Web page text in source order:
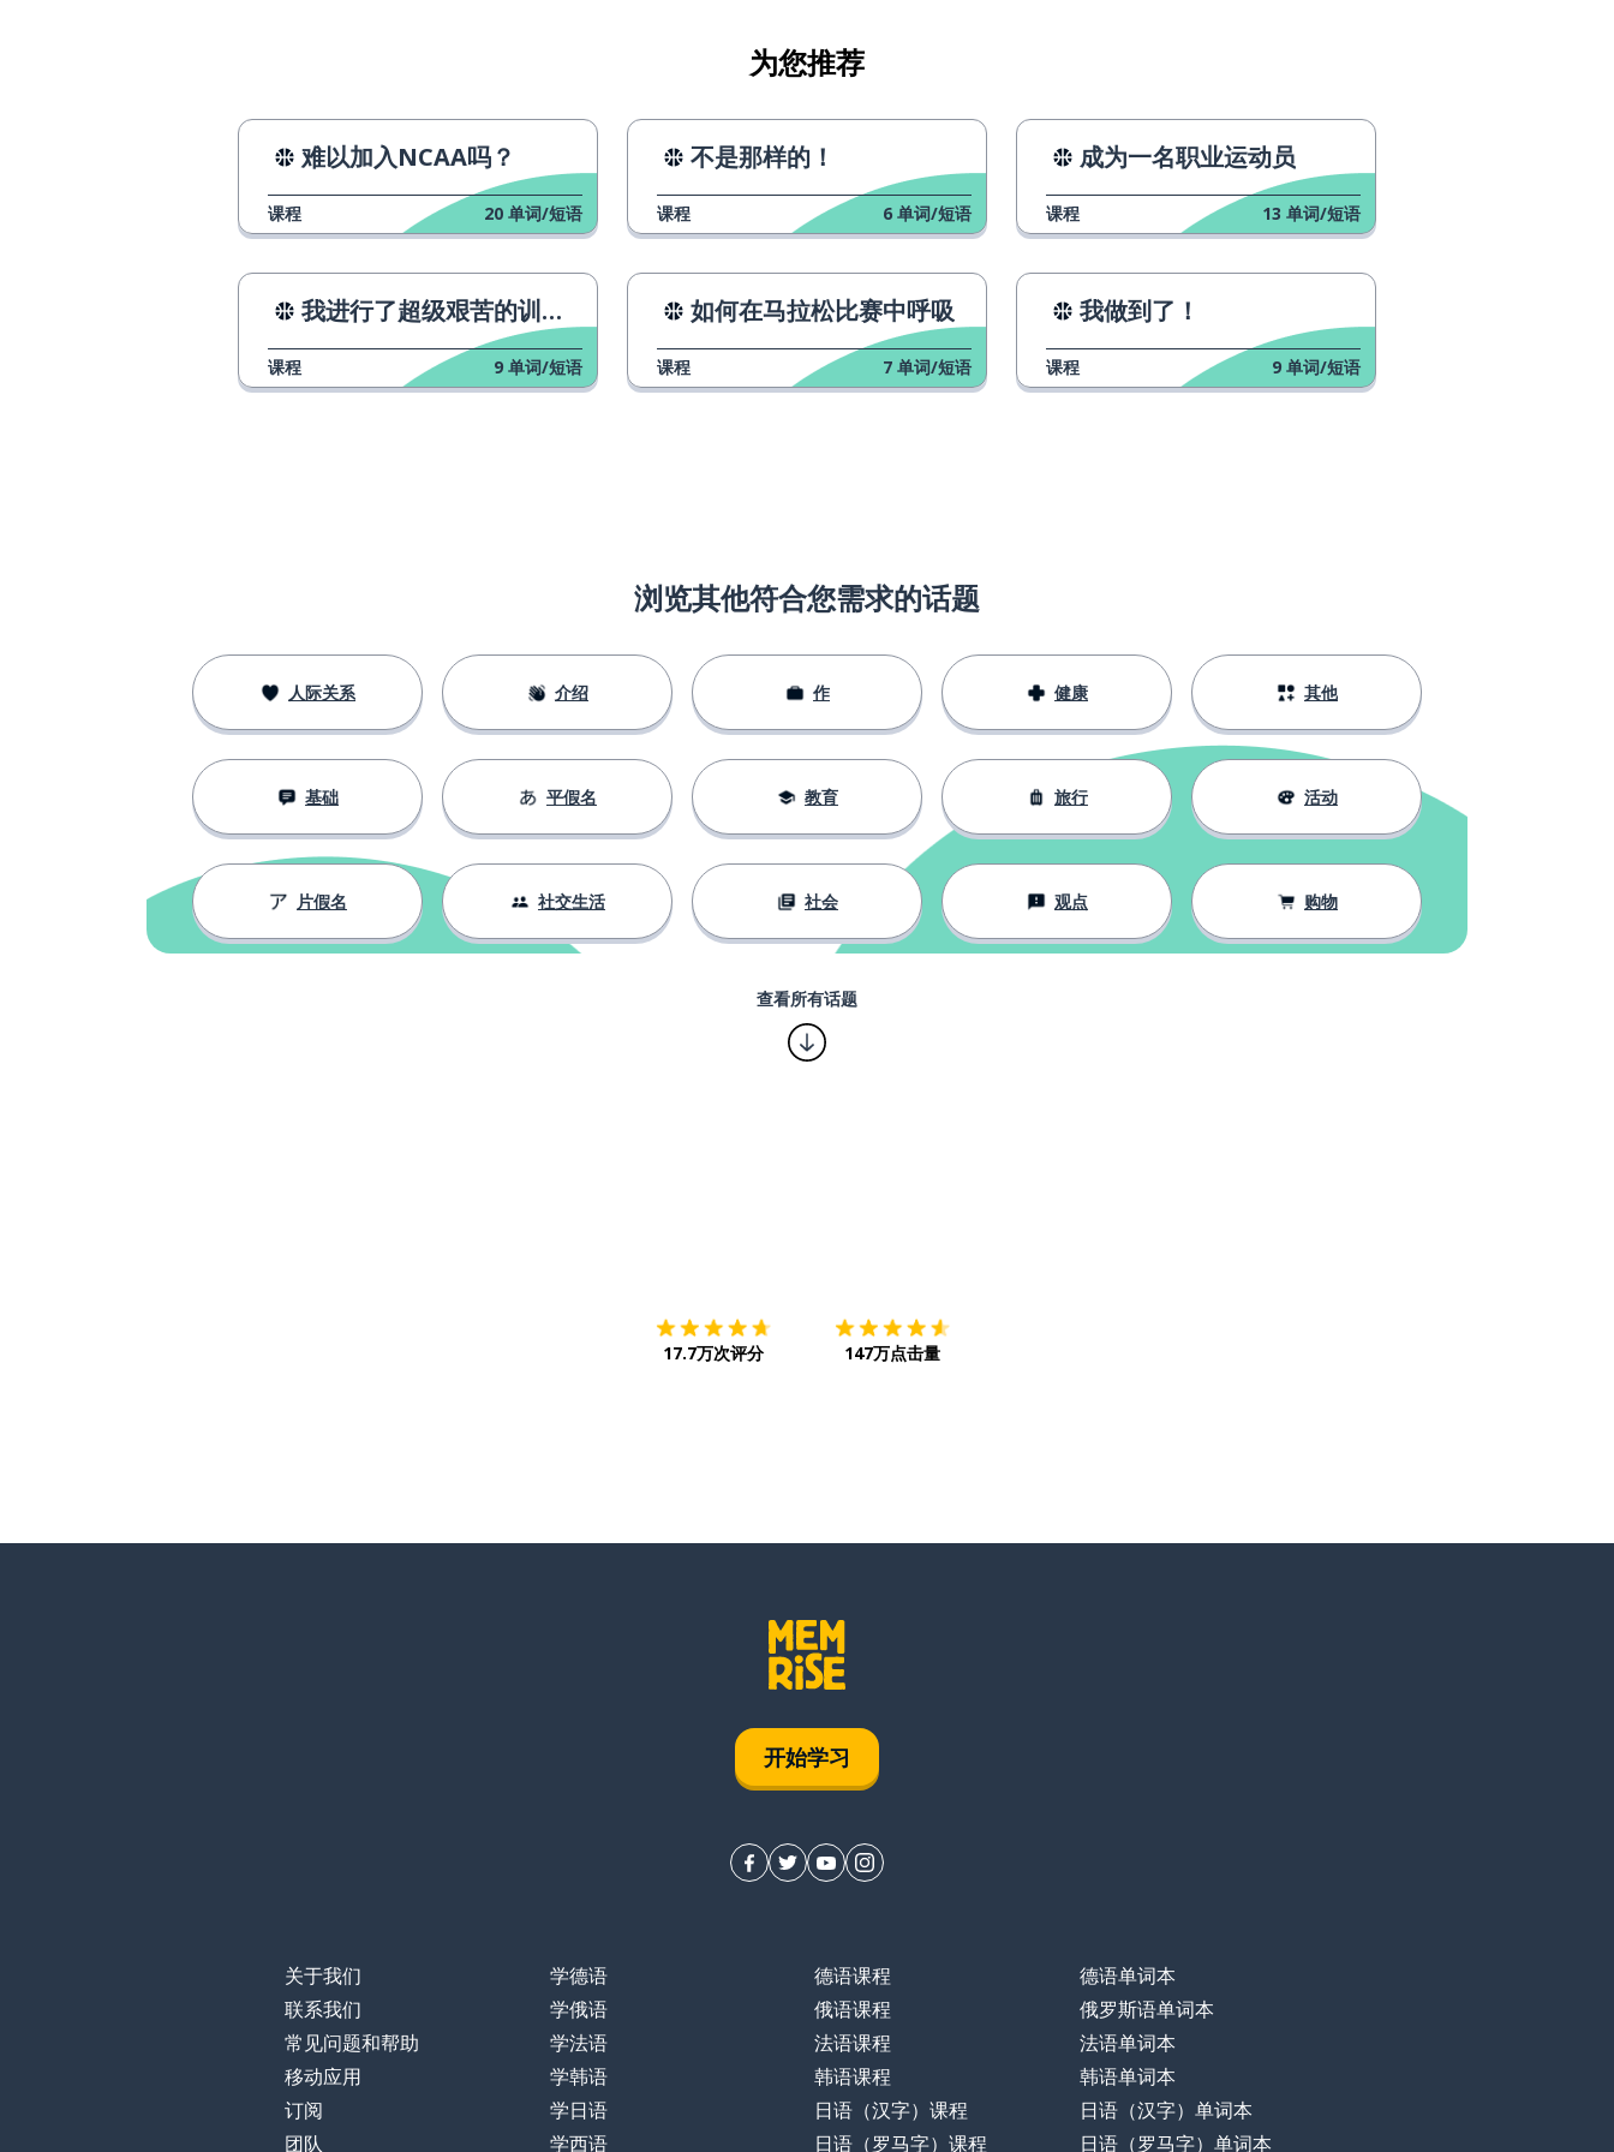
これは日本で一番大きいスタジアム
あれはファールだ！
一番人気なスポーツは野球です 最受欢迎的运动是棒球
〜[a]せます；させます 让某人做某事
監督に結果を知らせます 把结果告诉经理
为您推荐
难以加入NCAA吗？
课程 20 单词/短语
不是那样的！
课程 6 单词/短语
成为一名职业运动员
课程 13 单词/短语
我进行了超级艰苦的训练！
课程 9 单词/短语
如何在马拉松比赛中呼吸
课程 7 单词/短语
我做到了！
课程 9 单词/短语
浏览其他符合您需求的话题
人际关系 介绍 作 健康 其他
基础 平假名 教育 旅行 活动
片假名 社交生活 社会 观点 购物
查看所有话题
17.7万次评分 147万点击量
开始学习
关于我们
联系我们
常见问题和帮助
移动应用
订阅
团队
学德语
学俄语
学法语
学韩语
学日语
学西语
德语课程
俄语课程
法语课程
韩语课程
日语（汉字）课程
日语（罗马字）课程
德语单词本
俄罗斯语单词本
法语单词本
韩语单词本
日语（汉字）单词本
日语（罗马字）单词本